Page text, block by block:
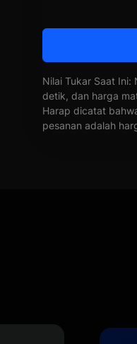
Nilai Tukar Saat
detik, dan harga
Harap dicatat
pesanan adalah